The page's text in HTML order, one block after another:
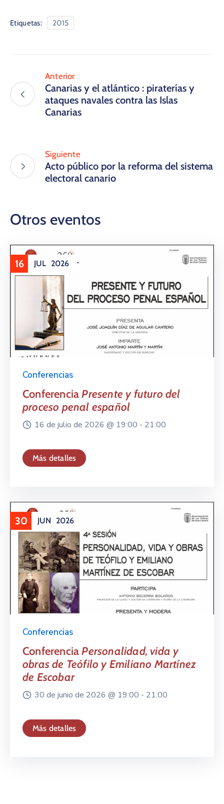
Etiquetas: 2015
Anterior
Canarias y el atlántico : piraterías y
ataques navales contra las Islas
Canarias
Siguiente
Acto público por la reforma del sistema
electoral canario
Otros eventos
16 JUL 2026
Conferencias
ConferenciaPresente y futuro del
proceso penal español
16 de julio de 2026 @ 19:00 - 21:00
Más detalles
30 JUN 2026
Conferencias
ConferenciaPersonalidad, vida y
obras de Teófilo y Emiliano Martínez
de Escobar
30 de junio de 2026 @ 19:00 - 21:00
Más detalles